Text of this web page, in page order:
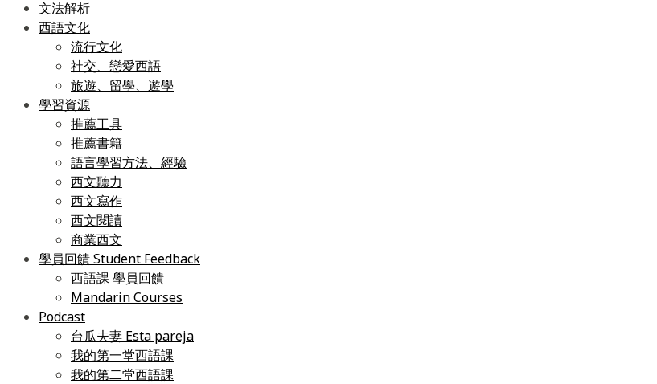
文法解析
西語文化
流行文化
社交、戀愛西語
旅遊、留學、遊學
學習資源
推薦工具
推薦書籍
語言學習方法、經驗
西文聽力
西文寫作
西文閱讀
商業西文
學員回饋 Student Feedback
西語課 學員回饋
Mandarin Courses
Podcast
台瓜夫妻 Esta pareja
我的第一堂西語課
我的第二堂西語課